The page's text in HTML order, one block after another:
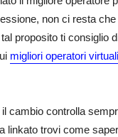
non ci resta
proposito ti consiglio
migliori operatori
cambio controlla
linkato trovi come